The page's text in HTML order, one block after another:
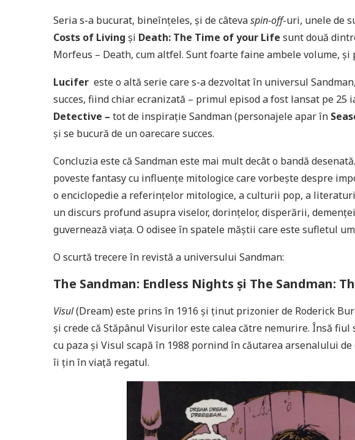
Seria s-a bucurat, bineînțeles, și de câtevaspin-off-uri, unele de
Costs of Living și Death: The Time of your Life sunt două
Morfeus – Death, cum altfel. Sunt foarte faine ambele volume, și
Lucifer este o altă serie care s-a dezvoltat în universul
succes, fiind chiar ecranizată – primul episod a fost lansat pe 25
Detective – tot de inspirație Sandman (personajele apar în
și se bucură de un oarecare succes.
Concluzia este că Sandman este mai mult decât o bandă
poveste fantasy cu influențe mitologice care vorbește despre
o enciclopedie a referințelor mitologice, a culturii pop, a
un discurs profund asupra viselor, dorințelor, disperării,
guvernează viața. O odisee în spatele măștii care este sufletul
O scurtă trecere în revistă a universului Sandman:
The Sandman: Endless Nights și The Sandman:
Visul(Dream) este prins în 1916 și ținut prizonier de Roderick
și crede că Stăpânul Visurilor este calea către nemurire. Însă fiul
cu paza și Visul scapă în 1988 pornind în căutarea arsenalului
îi țin în viață regatul.